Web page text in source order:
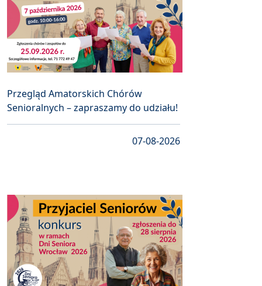
Przegląd Amatorskich Chórów
Senioralnych – zapraszamy do udziału!
07-08-2026